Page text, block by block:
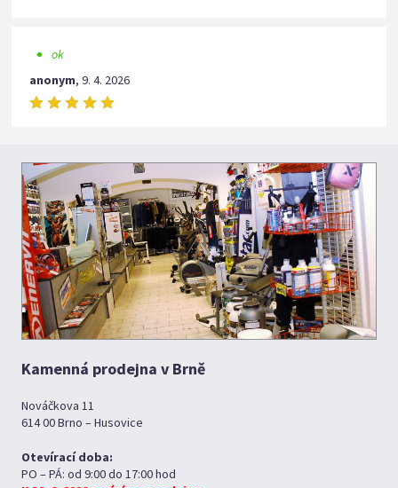
ok
anonym,9. 4. 2026
Kamenná prodejna v Brně
Nováčkova 11
614 00 Brno – Husovice
Otevírací doba:
PO – PÁ: od 9:00 do 17:00 hod